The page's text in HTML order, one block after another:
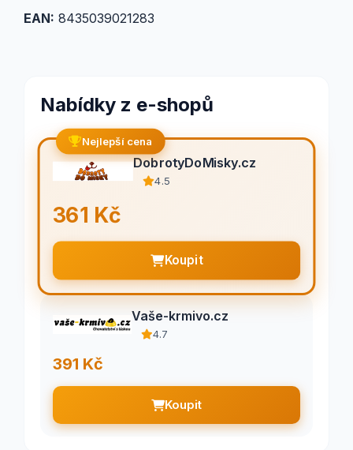
EAN: 8435039021283
Nabídky z e-shopů
Nejlepší cena
DobrotyDoMisky.cz
4.5
361 Kč
Koupit
Vaše-krmivo.cz
4.7
391 Kč
Koupit